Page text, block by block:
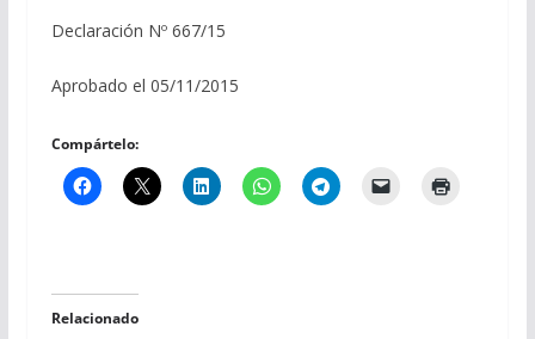
Declaración Nº 667/15
Aprobado el 05/11/2015
Compártelo:
Relacionado